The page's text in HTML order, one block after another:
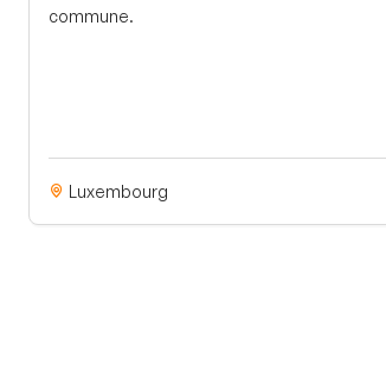
commune.
Luxembourg